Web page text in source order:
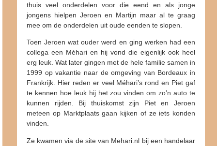
thuis veel onderdelen voor die eend en als jonge
jongens hielpen Jeroen en Martijn maar al te graag
mee om de onderdelen uit oude eenden te slopen.
Toen Jeroen wat ouder werd en ging werken had een
collega een Méhari en hij vond die eigenlijk ook heel
erg leuk. Wat later gingen met de hele familie samen in
1999 op vakantie naar de omgeving van Bordeaux in
Frankrijk. Hier reden er veel Méhari’s rond en Piet gaf
te kennen hoe leuk hij het zou vinden om zo’n auto te
kunnen rijden. Bij thuiskomst zijn Piet en Jeroen
meteen op Marktplaats gaan kijken of ze iets konden
vinden.
Ze kwamen via de site van Mehari.nl bij een handelaar